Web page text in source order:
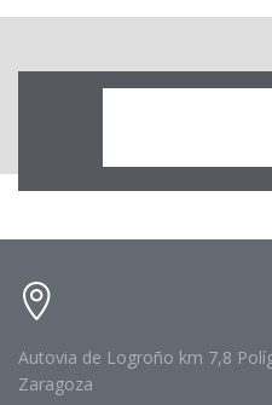
Autovia de Logroño km 7,8
Zaragoza